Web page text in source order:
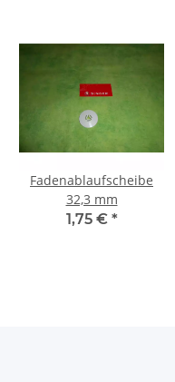
Fadenablaufscheibe
32,3 mm
1,75 € *